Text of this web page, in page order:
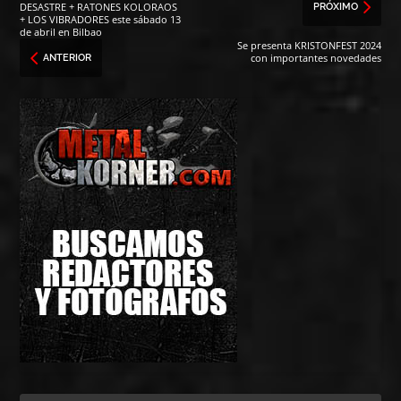
DESASTRE + RATONES KOLORAOS
+ LOS VIBRADORES este sábado 13
de abril en Bilbao
ANTERIOR
PRÓXIMO
Se presenta KRISTONFEST 2024
con importantes novedades